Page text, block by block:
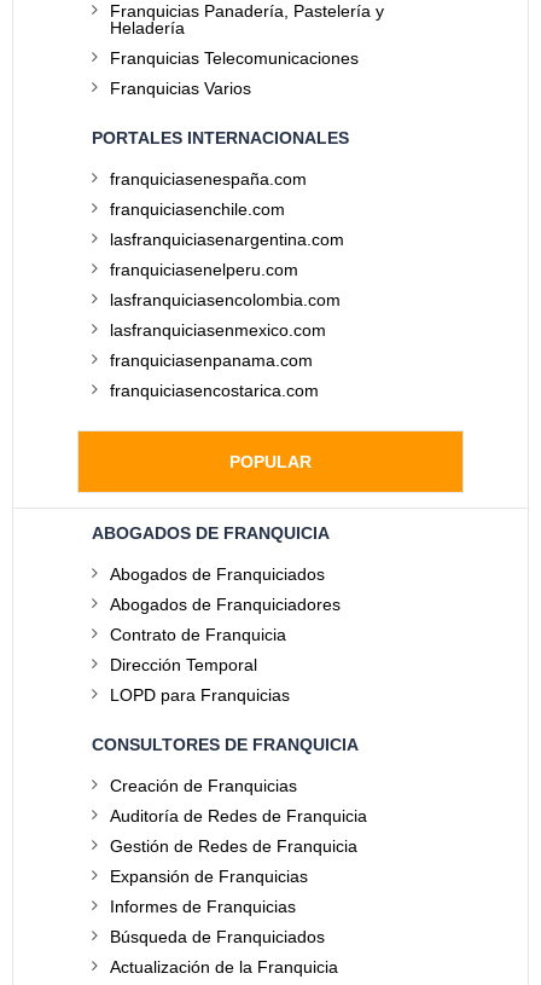
Franquicias Panadería, Pastelería y
Heladería
Franquicias Telecomunicaciones
Franquicias Varios
PORTALES INTERNACIONALES
franquiciasenespaña.com
franquiciasenchile.com
lasfranquiciasenargentina.com
franquiciasenelperu.com
lasfranquiciasencolombia.com
lasfranquiciasenmexico.com
franquiciasenpanama.com
franquiciasencostarica.com
POPULAR
ABOGADOS DE FRANQUICIA
Abogados de Franquiciados
Abogados de Franquiciadores
Contrato de Franquicia
Dirección Temporal
LOPD para Franquicias
CONSULTORES DE FRANQUICIA
Creación de Franquicias
Auditoría de Redes de Franquicia
Gestión de Redes de Franquicia
Expansión de Franquicias
Informes de Franquicias
Búsqueda de Franquiciados
Actualización de la Franquicia